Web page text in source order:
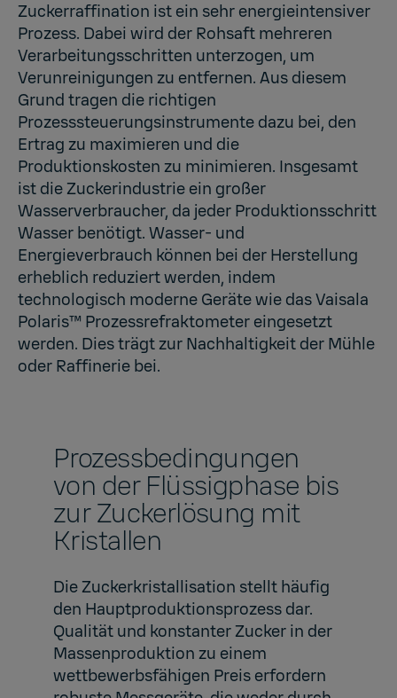
Zuckerraffination ist ein sehr energieintensiver
Prozess. Dabei wird der Rohsaft mehreren
Verarbeitungsschritten unterzogen, um
Verunreinigungen zu entfernen. Aus diesem
Grund tragen die richtigen
Prozesssteuerungsinstrumente dazu bei, den
Ertrag zu maximieren und die
Produktionskosten zu minimieren. Insgesamt
ist die Zuckerindustrie ein großer
Wasserverbraucher, da jeder Produktionsschritt
Wasser benötigt. Wasser- und
Energieverbrauch können bei der Herstellung
erheblich reduziert werden, indem
technologisch moderne Geräte wie dasVaisala
Polaris™ Prozessrefraktometer eingesetzt
werden. Dies trägt zur Nachhaltigkeit der Mühle
oder Raffinerie bei.
Prozessbedingungen
von der Flüssigphase bis
zur Zuckerlösung mit
Kristallen
Die Zuckerkristallisation stellt häufig
den Hauptproduktionsprozess dar.
Qualität und konstanter Zucker in der
Massenproduktion zu einem
wettbewerbsfähigen Preis erfordern